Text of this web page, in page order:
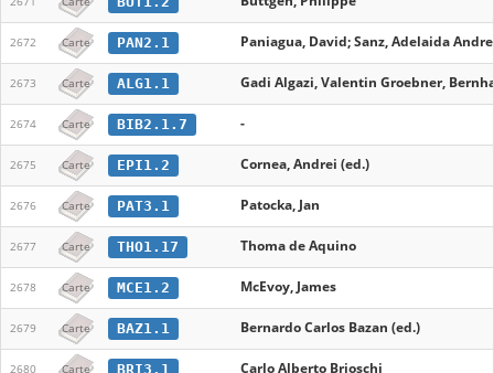
2672 Carte PAN2.1 Paniagua, David; Sanz, Adelaida
2673 Carte ALG1.1 Gadi Algazi, Valentin Groebner,
2674 Carte BIB2.1.7 -
2675 Carte EPI1.2 Cornea, Andrei (ed.)
2676 Carte PAT3.1 Patocka, Jan
2677 Carte THO1.17 Thoma de Aquino
2678 Carte MCE1.2 McEvoy, James
2679 Carte BAZ1.1 Bernardo Carlos Bazan (ed.)
2680 Carte BRI3.1 Carlo Alberto Brioschi